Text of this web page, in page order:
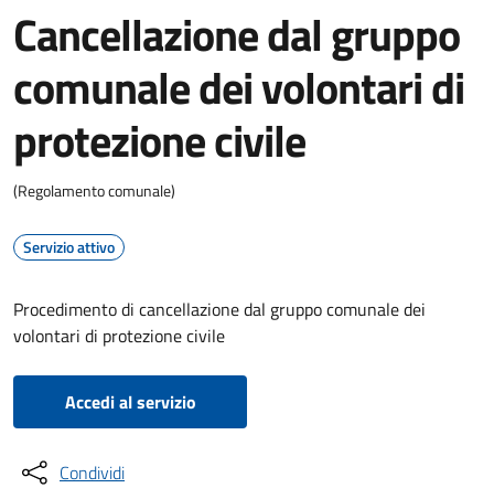
Cancellazione dal gruppo
comunale dei volontari di
protezione civile
(Regolamento comunale)
Servizio attivo
Procedimento di cancellazione dal gruppo comunale dei
volontari di protezione civile
Accedi al servizio
Condividi